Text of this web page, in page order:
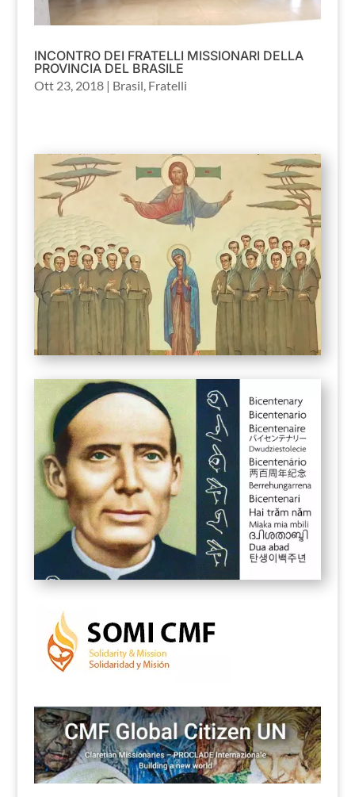
INCONTRO DEI FRATELLI MISSIONARI DELLA
PROVINCIA DEL BRASILE
Ott 23, 2018| Brasil, Fratelli